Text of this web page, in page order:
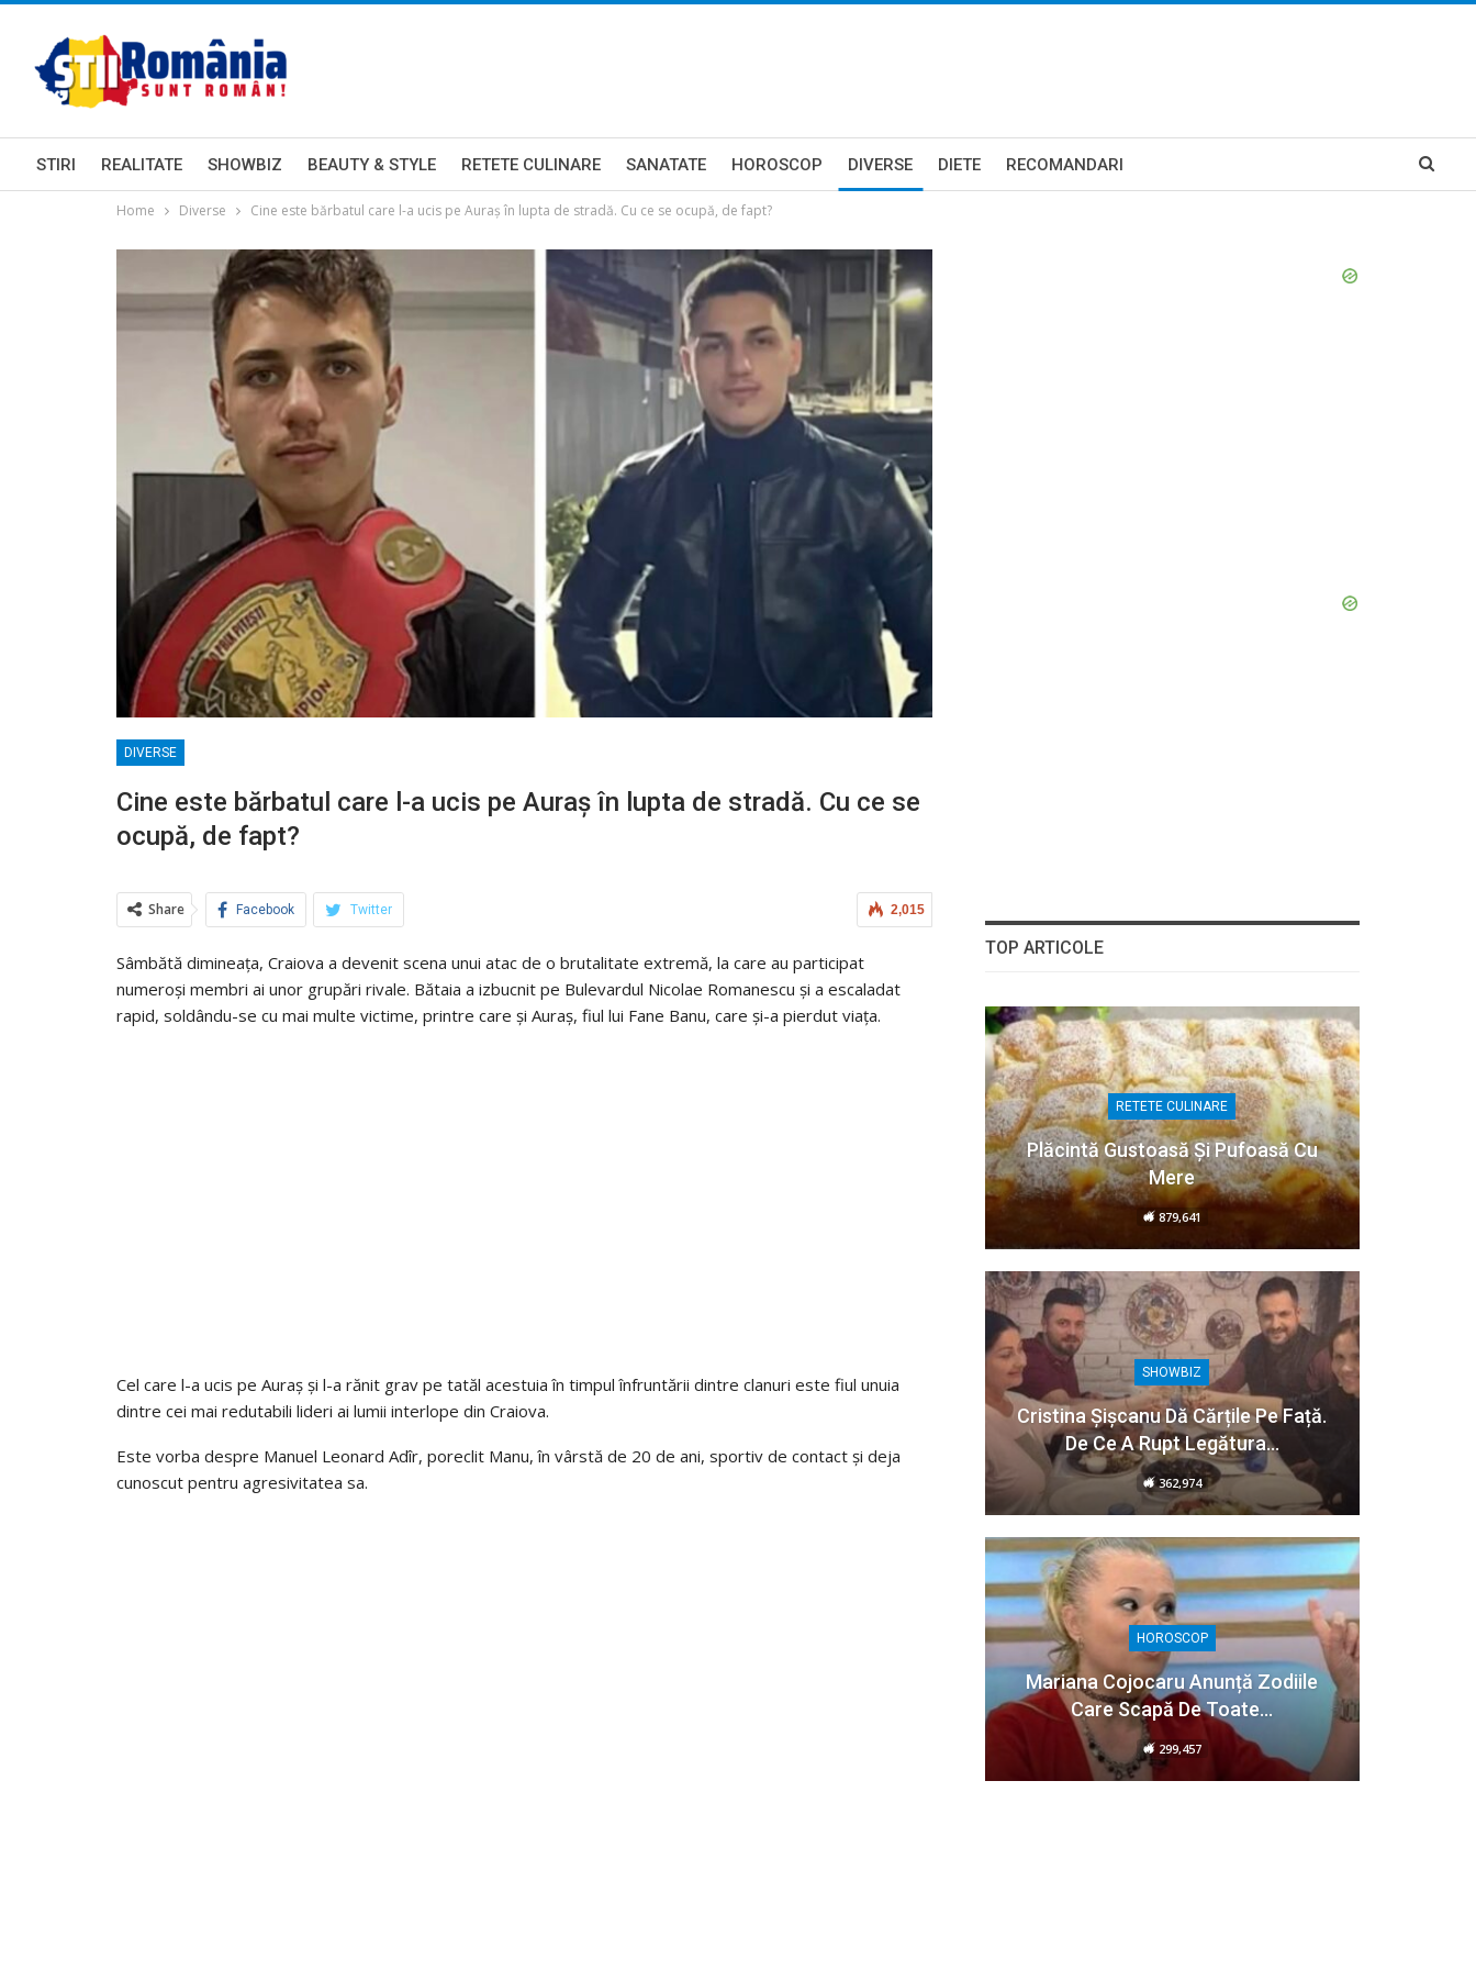
STIRI REALITATE SHOWBIZ BEAUTY & STYLE RETETE CULINARE SANATATE HOROSCOP DIVERSE DIETE RECOMANDARI
Home Diverse Cine este bărbatul care l-a ucis pe Auraș în lupta de stradă. Cu ce se ocupă, de fapt?
DIVERSE
Cine este bărbatul care l-a ucis pe Auraș în lupta de stradă. Cu ce se
ocupă, de fapt?
2,015
Share Facebook Twitter
Sâmbătă dimineața, Craiova a devenit scena unui atac de o brutalitate extremă, la care au participat
numeroși membri ai unor grupări rivale. Bătaia a izbucnit pe Bulevardul Nicolae Romanescu și a escaladat
rapid, soldându-se cu mai multe victime, printre care și Auraș, fiul lui Fane Banu, care și-a pierdut viața.
Cel care l-a ucis pe Auraș și l-a rănit grav pe tatăl acestuia în timpul înfruntării dintre clanuri este fiul unuia
dintre cei mai redutabili lideri ai lumii interlope din Craiova.
Este vorba despre Manuel Leonard Adîr, poreclit Manu, în vârstă de 20 de ani, sportiv de contact și deja
cunoscut pentru agresivitatea sa.
TOP ARTICOLE
RETETE CULINARE
Plăcintă Gustoasă Și Pufoasă Cu
Mere
879,641
SHOWBIZ
Cristina Șișcanu Dă Cărțile Pe Față.
De Ce A Rupt Legătura…
362,974
HOROSCOP
Mariana Cojocaru Anunță Zodiile
Care Scapă De Toate…
299,457